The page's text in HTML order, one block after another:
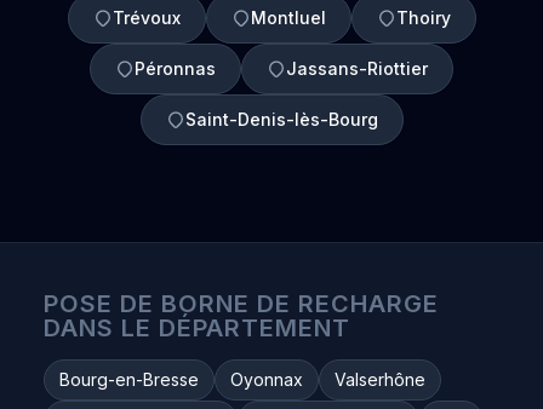
Trévoux Montluel Thoiry
Péronnas Jassans-Riottier
Saint-Denis-lès-Bourg
POSE DE BORNE DE RECHARGE
DANS LE DÉPARTEMENT
Bourg-en-Bresse Oyonnax
Valserhône